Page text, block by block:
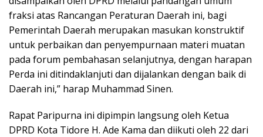
fraksi atas Rancangan Peraturan Daerah ini, bagi
Pemerintah Daerah merupakan masukan konstruktif
untuk perbaikan dan penyempurnaan materi muatan
pada forum pembahasan selanjutnya, dengan harapan
Perda ini ditindaklanjuti dan dijalankan dengan baik di
Daerah ini,” harap Muhammad Sinen.
Rapat Paripurna ini dipimpin langsung oleh Ketua
DPRD Kota Tidore H. Ade Kama dan diikuti oleh 22 dari